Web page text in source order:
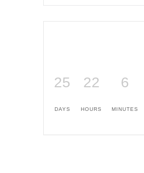
25
DAYS
22
HOURS
6
MINUTES